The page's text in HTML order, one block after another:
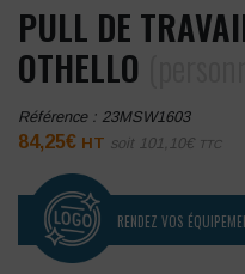
PULL DE
OTHELLO
Référence : 23MSW1603
84,25€ HT soit 101,10€ TTC
RENDEZ VOS